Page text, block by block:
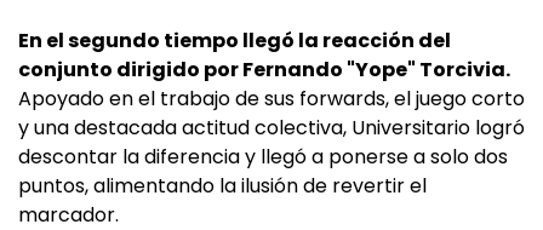
En el segundo tiempo llegó la reacción del
conjunto dirigido por Fernando "Yope" Torcivia.
Apoyado en el trabajo de sus forwards, el juego corto
y una destacada actitud colectiva, Universitario logró
descontar la diferencia y llegó a ponerse a solo dos
puntos, alimentando la ilusión de revertir el
marcador.